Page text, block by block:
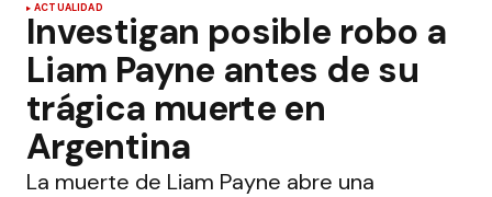
ACTUALIDAD
Investigan posible robo a
Liam Payne antes de su
trágica muerte en
Argentina
La muerte de Liam Payne abre una